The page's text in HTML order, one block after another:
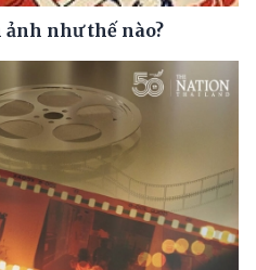
như thế nào?